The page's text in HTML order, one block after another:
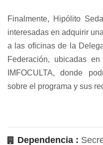
Finalmente, Hipólito
interesadas en adquirir
a las oficinas de la
Federación, ubicadas
IMFOCULTA, donde
sobre el programa y sus
Dependencia :